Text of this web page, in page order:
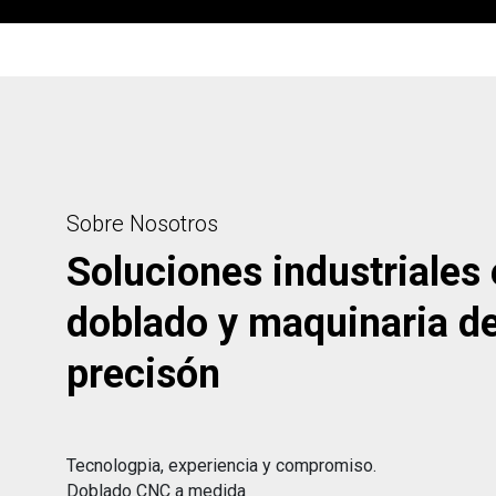
Sobre Nosotros
Soluciones industriales
doblado y maquinaria
precisón
Tecnologpia, experiencia y compromiso.
Doblado CNC a medida